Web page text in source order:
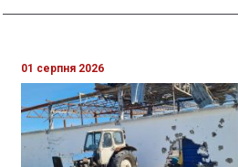
01 серпня 2026